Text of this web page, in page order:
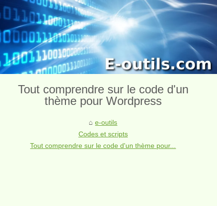
Tout comprendre sur le code d'un
thème pour Wordpress
e-outils
Codes et scripts
Tout comprendre sur le code d'un thème pour...